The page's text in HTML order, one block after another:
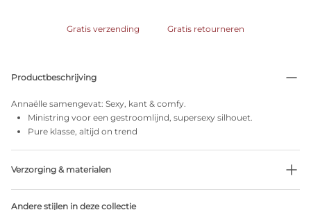
Gratis verzending Gratis retourneren
Productbeschrijving
Annaëlle samengevat: Sexy, kant & comfy.
Ministring voor een gestroomlijnd, supersexy silhouet.
Pure klasse, altijd on trend
Verzorging & materialen
Andere stijlen in deze collectie